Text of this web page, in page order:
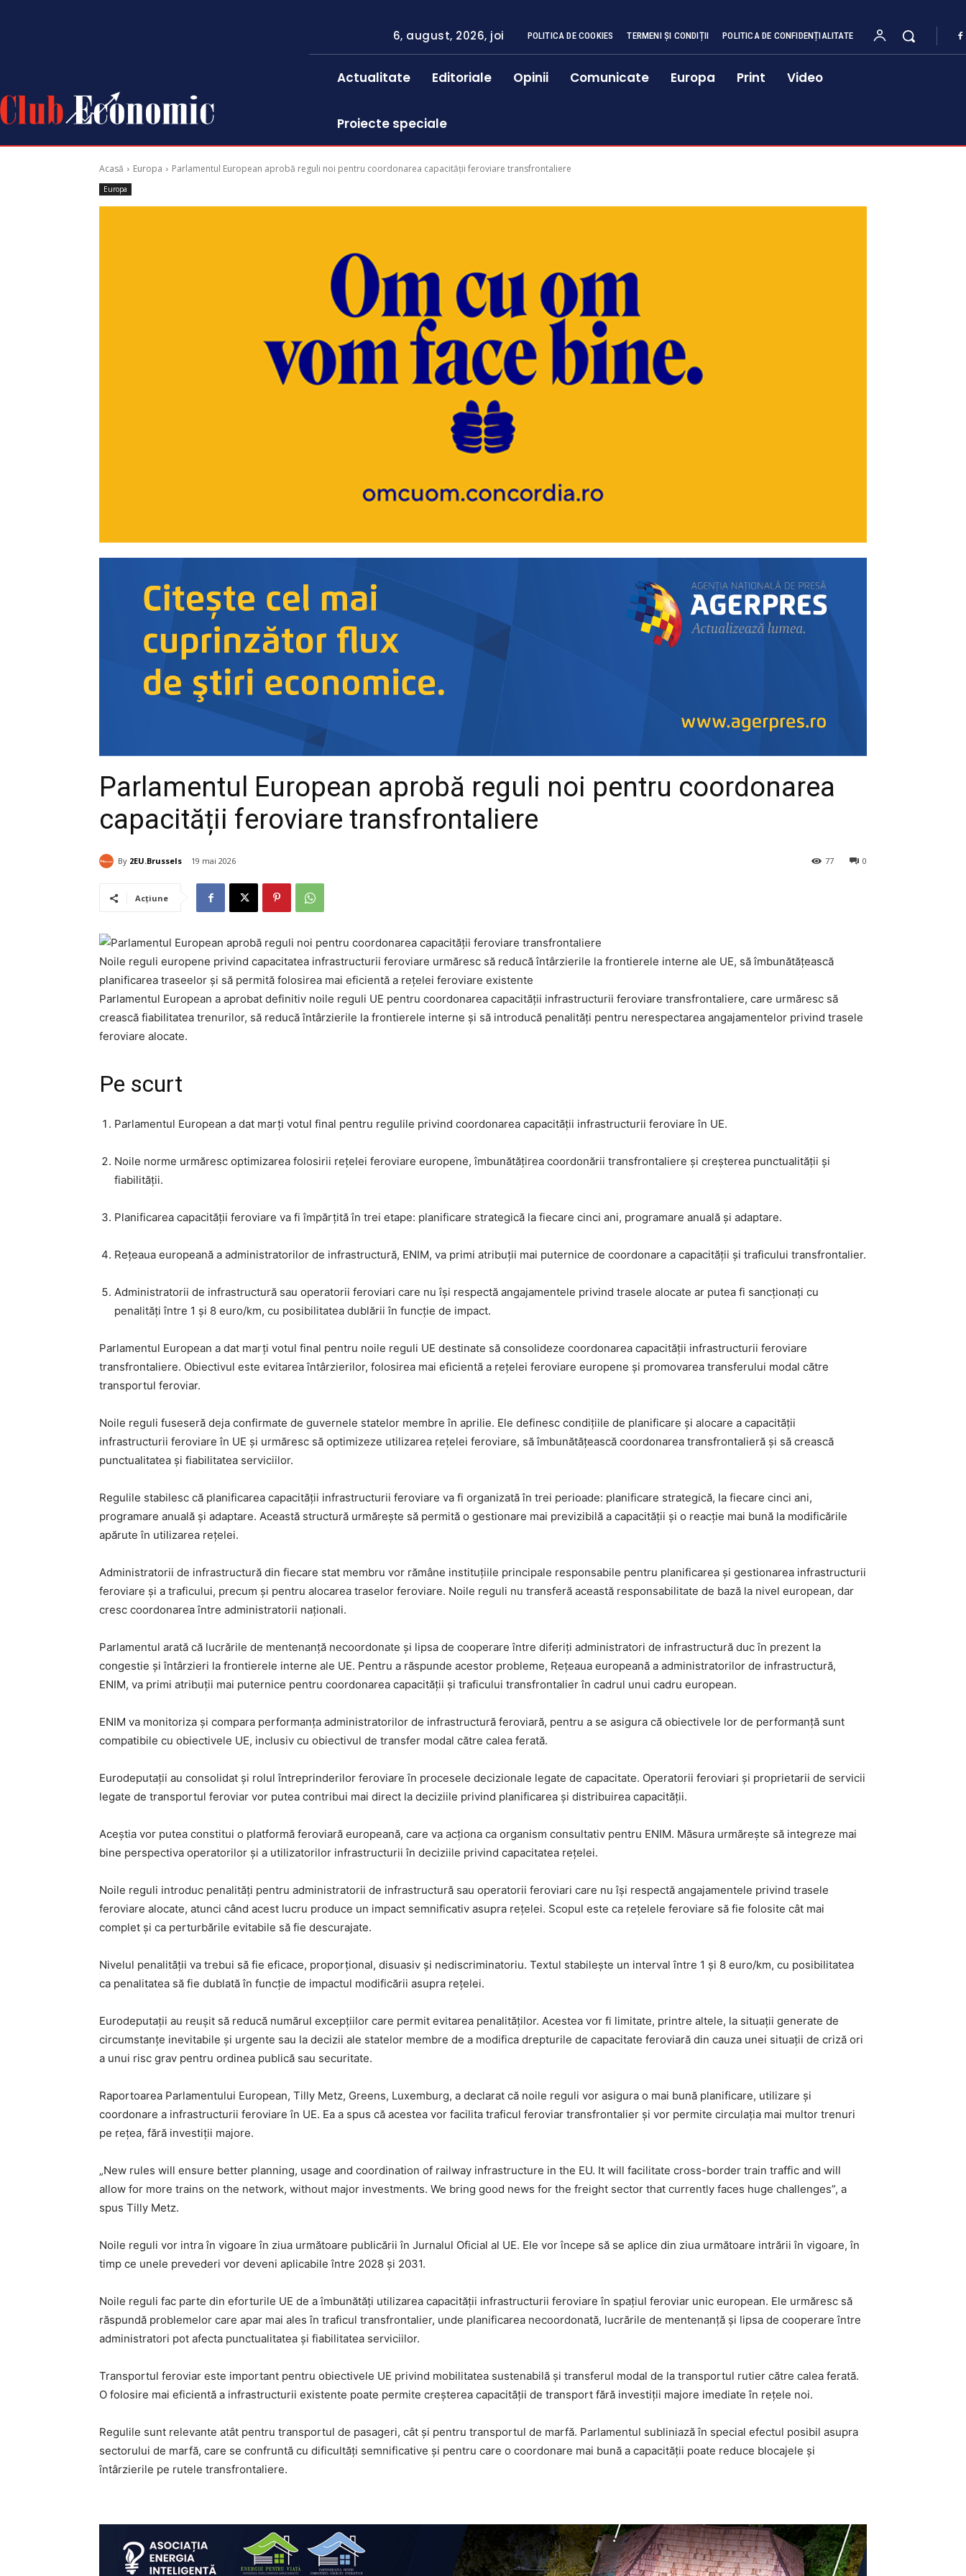
6, august, 2026, joi POLITICA DE COOKIES TERMENI ȘI CONDIȚII POLITICA DE CONFIDENȚIALITATE
Actualitate Editoriale Opinii Comunicate Europa Print Video
Proiecte speciale
Acasă Europa Parlamentul European aprobă reguli noi pentru coordonarea capacității feroviare transfrontaliere
Europa
Parlamentul European aprobă reguli noi pentru coordonarea
capacității feroviare transfrontaliere
By 2EU.Brussels 19 mai 2026 0
77
Acțiune
Noile reguli europene privind capacitatea infrastructurii feroviare urmăresc să reducă întârzierile la frontierele interne ale UE, să îmbunătățească
planificarea traseelor și să permită folosirea mai eficientă a rețelei feroviare existente
Parlamentul European a aprobat definitiv noile reguli UE pentru coordonarea capacității infrastructurii feroviare transfrontaliere, care urmăresc să
crească fiabilitatea trenurilor, să reducă întârzierile la frontierele interne și să introducă penalități pentru nerespectarea angajamentelor privind trasele
feroviare alocate.
Pe scurt
Parlamentul European a dat marți votul final pentru regulile privind coordonarea capacității infrastructurii feroviare în UE.
Noile norme urmăresc optimizarea folosirii rețelei feroviare europene, îmbunătățirea coordonării transfrontaliere și creșterea punctualității și
fiabilității.
Planificarea capacității feroviare va fi împărțită în trei etape: planificare strategică la fiecare cinci ani, programare anuală și adaptare.
Rețeaua europeană a administratorilor de infrastructură, ENIM, va primi atribuții mai puternice de coordonare a capacității și traficului transfrontalier.
Administratorii de infrastructură sau operatorii feroviari care nu își respectă angajamentele privind trasele alocate ar putea fi sancționați cu
penalități între 1 și 8 euro/km, cu posibilitatea dublării în funcție de impact.
Parlamentul European a dat marți votul final pentru noile reguli UE destinate să consolideze coordonarea capacității infrastructurii feroviare
transfrontaliere. Obiectivul este evitarea întârzierilor, folosirea mai eficientă a rețelei feroviare europene și promovarea transferului modal către
transportul feroviar.
Noile reguli fuseseră deja confirmate de guvernele statelor membre în aprilie. Ele definesc condițiile de planificare și alocare a capacității
infrastructurii feroviare în UE și urmăresc să optimizeze utilizarea rețelei feroviare, să îmbunătățească coordonarea transfrontalieră și să crească
punctualitatea și fiabilitatea serviciilor.
Regulile stabilesc că planificarea capacității infrastructurii feroviare va fi organizată în trei perioade: planificare strategică, la fiecare cinci ani,
programare anuală și adaptare. Această structură urmărește să permită o gestionare mai previzibilă a capacității și o reacție mai bună la modificările
apărute în utilizarea rețelei.
Administratorii de infrastructură din fiecare stat membru vor rămâne instituțiile principale responsabile pentru planificarea și gestionarea infrastructurii
feroviare și a traficului, precum și pentru alocarea traselor feroviare. Noile reguli nu transferă această responsabilitate de bază la nivel european, dar
cresc coordonarea între administratorii naționali.
Parlamentul arată că lucrările de mentenanță necoordonate și lipsa de cooperare între diferiți administratori de infrastructură duc în prezent la
congestie și întârzieri la frontierele interne ale UE. Pentru a răspunde acestor probleme, Rețeaua europeană a administratorilor de infrastructură,
ENIM, va primi atribuții mai puternice pentru coordonarea capacității și traficului transfrontalier în cadrul unui cadru european.
ENIM va monitoriza și compara performanța administratorilor de infrastructură feroviară, pentru a se asigura că obiectivele lor de performanță sunt
compatibile cu obiectivele UE, inclusiv cu obiectivul de transfer modal către calea ferată.
Eurodeputații au consolidat și rolul întreprinderilor feroviare în procesele decizionale legate de capacitate. Operatorii feroviari și proprietarii de servicii
legate de transportul feroviar vor putea contribui mai direct la deciziile privind planificarea și distribuirea capacității.
Aceștia vor putea constitui o platformă feroviară europeană, care va acționa ca organism consultativ pentru ENIM. Măsura urmărește să integreze mai
bine perspectiva operatorilor și a utilizatorilor infrastructurii în deciziile privind capacitatea rețelei.
Noile reguli introduc penalități pentru administratorii de infrastructură sau operatorii feroviari care nu își respectă angajamentele privind trasele
feroviare alocate, atunci când acest lucru produce un impact semnificativ asupra rețelei. Scopul este ca rețelele feroviare să fie folosite cât mai
complet și ca perturbările evitabile să fie descurajate.
Nivelul penalității va trebui să fie eficace, proporțional, disuasiv și nediscriminatoriu. Textul stabilește un interval între 1 și 8 euro/km, cu posibilitatea
ca penalitatea să fie dublată în funcție de impactul modificării asupra rețelei.
Eurodeputații au reușit să reducă numărul excepțiilor care permit evitarea penalităților. Acestea vor fi limitate, printre altele, la situații generate de
circumstanțe inevitabile și urgente sau la decizii ale statelor membre de a modifica drepturile de capacitate feroviară din cauza unei situații de criză ori
a unui risc grav pentru ordinea publică sau securitate.
Raportoarea Parlamentului European, Tilly Metz, Greens, Luxemburg, a declarat că noile reguli vor asigura o mai bună planificare, utilizare și
coordonare a infrastructurii feroviare în UE. Ea a spus că acestea vor facilita traficul feroviar transfrontalier și vor permite circulația mai multor trenuri
pe rețea, fără investiții majore.
„New rules will ensure better planning, usage and coordination of railway infrastructure in the EU. It will facilitate cross-border train traffic and will
allow for more trains on the network, without major investments. We bring good news for the freight sector that currently faces huge challenges”, a
spus Tilly Metz.
Noile reguli vor intra în vigoare în ziua următoare publicării în Jurnalul Oficial al UE. Ele vor începe să se aplice din ziua următoare intrării în vigoare, în
timp ce unele prevederi vor deveni aplicabile între 2028 și 2031.
Noile reguli fac parte din eforturile UE de a îmbunătăți utilizarea capacității infrastructurii feroviare în spațiul feroviar unic european. Ele urmăresc să
răspundă problemelor care apar mai ales în traficul transfrontalier, unde planificarea necoordonată, lucrările de mentenanță și lipsa de cooperare între
administratori pot afecta punctualitatea și fiabilitatea serviciilor.
Transportul feroviar este important pentru obiectivele UE privind mobilitatea sustenabilă și transferul modal de la transportul rutier către calea ferată.
O folosire mai eficientă a infrastructurii existente poate permite creșterea capacității de transport fără investiții majore imediate în rețele noi.
Regulile sunt relevante atât pentru transportul de pasageri, cât și pentru transportul de marfă. Parlamentul subliniază în special efectul posibil asupra
sectorului de marfă, care se confruntă cu dificultăți semnificative și pentru care o coordonare mai bună a capacității poate reduce blocajele și
întârzierile pe rutele transfrontaliere.